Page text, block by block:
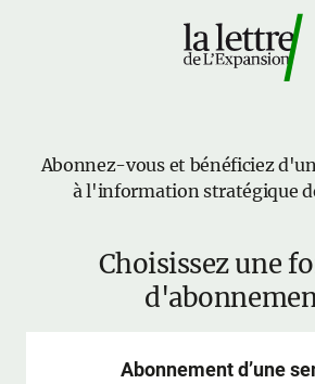
Abonnez-vous et bénéficiez
à l'information stratégique
Choisissez une
Abonnement d’une